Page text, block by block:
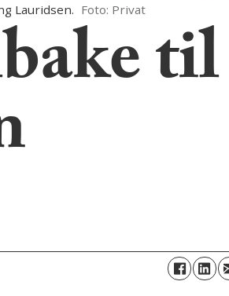
Lauridsen. Foto: Privat til